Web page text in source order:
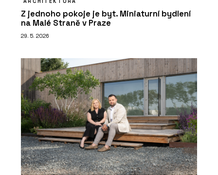
Z jednoho pokoje je byt. Miniaturní bydlení
na Malé Straně v Praze
29. 5. 2026